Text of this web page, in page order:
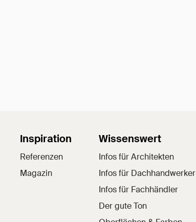
Inspiration
Referenzen
Magazin
Wissenswert
Infos für Architekten
Infos für Dachhandwerker
Infos für Fachhändler
Der gute Ton